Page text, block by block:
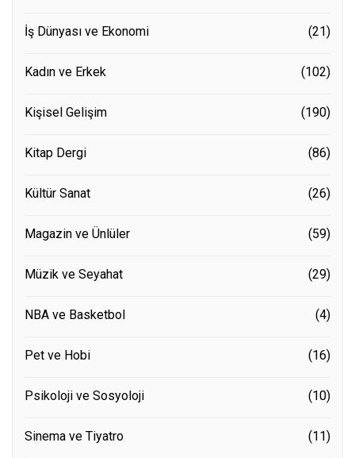
İş Dünyası ve Ekonomi (21)
Kadın ve Erkek (102)
Kişisel Gelişim (190)
Kitap Dergi (86)
Kültür Sanat (26)
Magazin ve Ünlüler (59)
Müzik ve Seyahat (29)
NBA ve Basketbol (4)
Pet ve Hobi (16)
Psikoloji ve Sosyoloji (10)
Sinema ve Tiyatro (11)